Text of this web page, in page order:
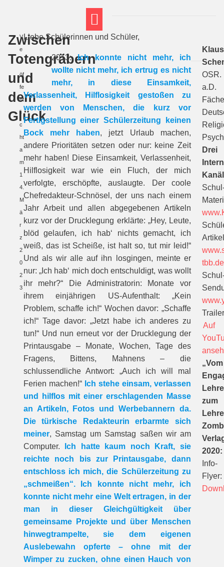
Zwischen
Totengräbern
und
dem
Glück
V
e
r
öf
fe
nt
li
c
ht
a
m
1
4.
M
ä
r
z
2
0
2
3
Liebe Schülerinnen und Schüler,
2013:Ich konnte nicht mehr, ich
wollte nicht mehr, ich ertrug es nicht
mehr, in diese Einsamkeit,
Verlassenheit, Hilflosigkeit gestoßen zu
werden von Menschen, die kurz vor
Fertigstellung einer Schülerzeitung keinen
Bock mehr haben, jetzt Urlaub machen,
andere Prioritäten setzen oder nur: keine Zeit
mehr haben! Diese Einsamkeit, Verlassenheit,
Hilflosigkeit war wie ein Fluch, der mich
verfolgte, erschöpfte, auslaugte. Der coole
Chefredakteur-Schnösel, der uns nach einem
Jahr Arbeit und allen abgegebenen Artikeln
kurz vor der Drucklegung erklärte: „Hey, Leute,
blöd gelaufen, ich hab‘ nichts gemacht, ich
weiß, das ist Scheiße, ist halt so, tut mir leid!“
Und als wir alle auf ihn losgingen, meinte er
nur: „Ich hab‘ mich doch entschuldigt, was wollt
ihr mehr?“ Die Administratorin: Monate vor
ihrem einjährigen US-Aufenthalt: „Kein
Problem, schaffe ich!“ Wochen davor: „Schaffe
ich!“ Tage davor: „Jetzt habe ich anderes zu
tun!“ Und nun erneut vor der Drucklegung der
Printausgabe – Monate, Wochen, Tage des
Fragens, Bittens, Mahnens – die
schlussendliche Antwort: „Auch ich will mal
Ferien machen!“ Ich stehe einsam, verlassen
und hilflos mit einer erschlagenden Masse
an Artikeln, Fotos und Werbebannern da.
Die türkische Redakteurin erbarmte sich
meiner, Samstag um Samstag saßen wir am
Computer.
Ich hatte kaum noch Kraft, sie
reichte noch bis zur Printausgabe, dann
entschloss ich mich, die Schülerzeitung zu
„schmeißen“. Ich konnte nicht mehr, ich
konnte nicht mehr eine Welt ertragen, in der
man in dieser Gleichgültigkeit über
gemeinsame Projekte und über Menschen
hinwegtrampelte, sie dem eigenen
Auslebewahn opferte – ohne mit der
Wimper zu zucken, ohne einen Hauch von
Klaus
OSR.
a.D.
Drei
tbb.de
Auf
„Vom
zum
2020:
Info-
Flyer: